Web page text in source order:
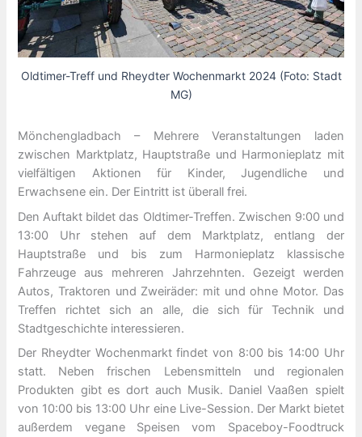
Oldtimer-Treff und Rheydter Wochenmarkt 2024 (Foto: Stadt
MG)
Mönchengladbach – Mehrere Veranstaltungen laden
zwischen Marktplatz, Hauptstraße und Harmonieplatz mit
vielfältigen Aktionen für Kinder, Jugendliche und
Erwachsene ein. Der Eintritt ist überall frei.
Den Auftakt bildet das Oldtimer-Treffen. Zwischen 9:00 und
13:00 Uhr stehen auf dem Marktplatz, entlang der
Hauptstraße und bis zum Harmonieplatz klassische
Fahrzeuge aus mehreren Jahrzehnten. Gezeigt werden
Autos, Traktoren und Zweiräder: mit und ohne Motor. Das
Treffen richtet sich an alle, die sich für Technik und
Stadtgeschichte interessieren.
Der Rheydter Wochenmarkt findet von 8:00 bis 14:00 Uhr
statt. Neben frischen Lebensmitteln und regionalen
Produkten gibt es dort auch Musik. Daniel Vaaßen spielt
von 10:00 bis 13:00 Uhr eine Live-Session. Der Markt bietet
außerdem vegane Speisen vom Spaceboy-Foodtruck